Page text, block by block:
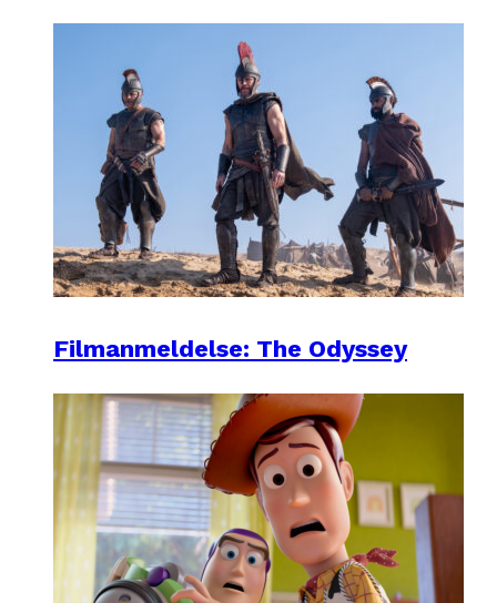
Filmanmeldelse: The Odyssey